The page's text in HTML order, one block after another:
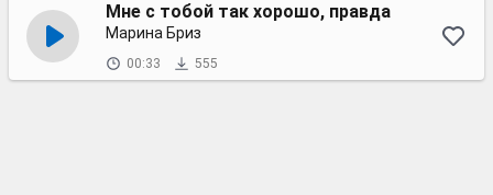
Мне с тобой так хорошо, правда
Марина Бриз
00:33 555